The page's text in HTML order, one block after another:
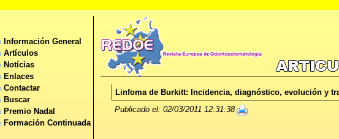
Información General
Artículos
Notícias
Enlaces
Contactar
Buscar
Premio Nadal
Formación Continuada
Linfoma de Burkitt: Incidencia, diagnóstico, evolución y
Publicado el: 02/03/2011 12:31:38